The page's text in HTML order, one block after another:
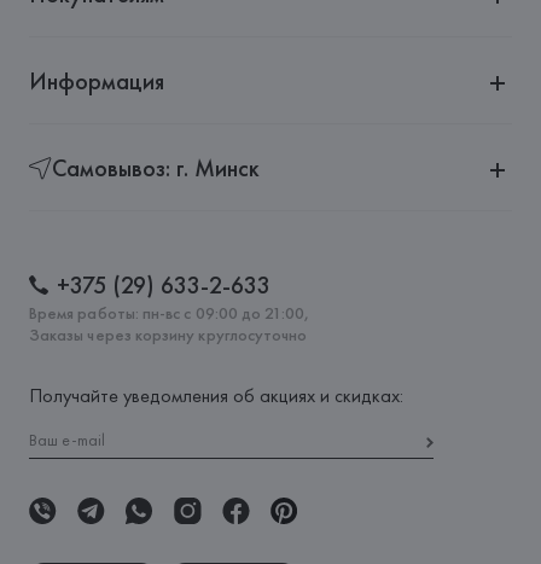
Информация
Самовывоз: г. Минск
+375 (29) 633-2-633
Время работы: пн-вс с 09:00 до 21:00,
Заказы через корзину круглосуточно
Получайте уведомления об акциях и скидках: